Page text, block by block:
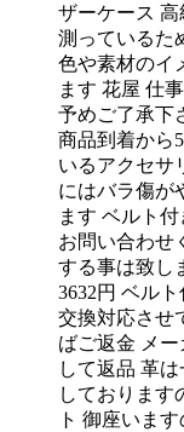
ザーケース
測っているた
色や素材のイ
ます 花屋 仕
予めご了承下
商品到着から
いるアクセサ
にはバラ傷が
ます ベルト
お問い合わせ
する事は致し
3632円 ベル
交換対応させ
ばご返金 メ
して返品 革
しております
ト 御座いま